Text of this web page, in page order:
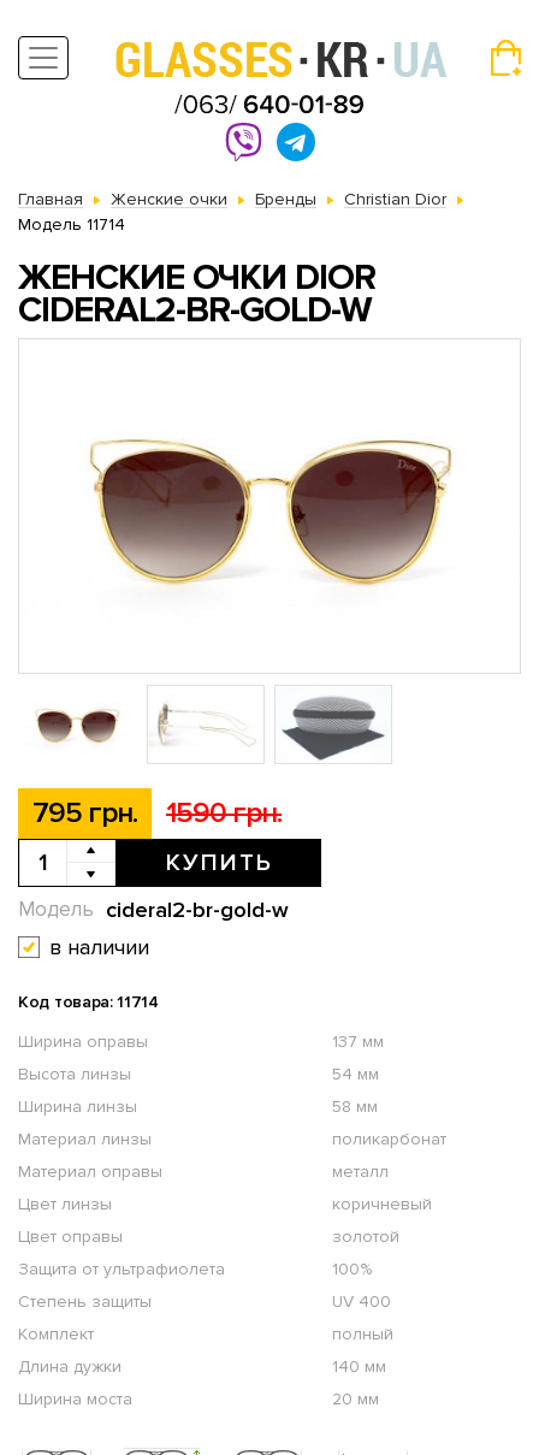
Главная Женские очки Бренды
Christian Dior
Модель 11714
ЖЕНСКИЕ ОЧКИ DIOR
CIDERAL2-BR-GOLD-W
795 грн. 1590 грн.
КУПИТЬ
cideral2-br-gold-w
Модель
в наличии
Код товара: 11714
Ширина оправы
137 мм
Высота линзы
54 мм
Ширина линзы
58 мм
Материал линзы
поликарбонат
Материал оправы
металл
Цвет линзы
коричневый
Цвет оправы
золотой
Защита от ультрафиолета
100%
Степень защиты
UV 400
Комплект
полный
Длина дужки
140 мм
Ширина моста
20 мм